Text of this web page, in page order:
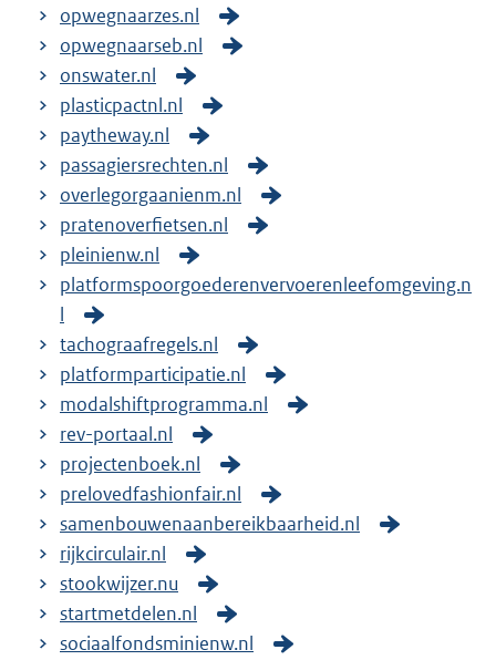
opwegnaarzes.nl
opwegnaarseb.nl
onswater.nl
plasticpactnl.nl
paytheway.nl
passagiersrechten.nl
overlegorgaanienm.nl
pratenoverfietsen.nl
pleinienw.nl
platformspoorgoederenvervoerenleefomgeving.n
l
tachograafregels.nl
platformparticipatie.nl
modalshiftprogramma.nl
rev-portaal.nl
projectenboek.nl
prelovedfashionfair.nl
samenbouwenaanbereikbaarheid.nl
rijkcirculair.nl
stookwijzer.nu
startmetdelen.nl
sociaalfondsminienw.nl